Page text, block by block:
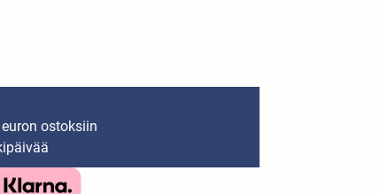
ostoksiin